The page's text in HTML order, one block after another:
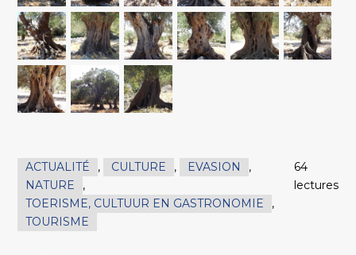
ACTUALITÉ , CULTURE , EVASION
,
NATURE
,
TOERISME, CULTUUR EN GASTRONOMIE
,
TOURISME
64
lectures